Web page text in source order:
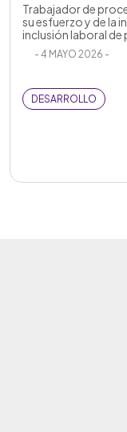
Trabajador de
su esfuerzo y de la
inclusión laboral de
- 4 MAYO 2026 -
DESARROLLO